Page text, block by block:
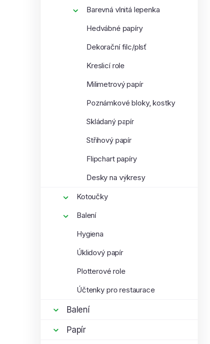
Barevná vlnitá lepenka
Hedvábné papíry
Dekorační filc/plsť
Kreslicí role
Milimetrový papír
Poznámkové bloky, kostky
Skládaný papír
Střihový papír
Flipchart papíry
Desky na výkresy
Kotoučky
Balení
Hygiena
Úklidový papír
Plotterové role
Účtenky pro restaurace
Balení
Papír